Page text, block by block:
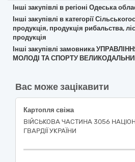
Інші закупівлі в регіоні Одеська
Інші закупівлі в категорії
продукція, продукція рибальства,
продукція
Інші закупівлі замовника
МОЛОДІ ТА СПОРТУ
Вас може зацікавити
Картопля свіжа
ВІЙСЬКОВА ЧАСТИНА 3056
ГВАРДІЇ УКРАЇНИ